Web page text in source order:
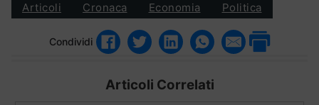
Articoli Cronaca Economia Politica
Condividi
Articoli Correlati